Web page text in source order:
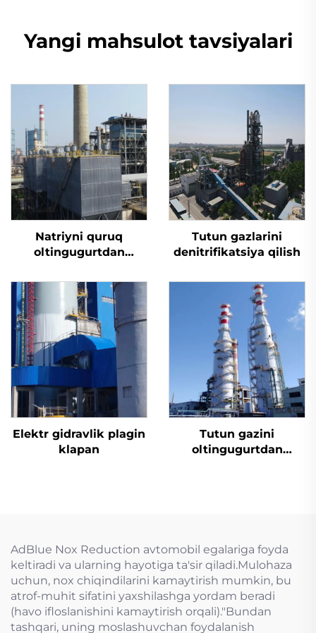
Yangi mahsulot tavsiyalari
Natriyni quruq
oltingugurtdan
Tutun gazlarini
denitrifikatsiya qilish
Elektr gidravlik plagin
klapan
Tutun gazini
oltingugurtdan
AdBlue Nox Reduction avtomobil egalariga foyda
keltiradi va ularning hayotiga ta'sir qiladi.Mulohaza
uchun, nox chiqindilarini kamaytirish mumkin, bu
atrof-muhit sifatini yaxshilashga yordam beradi
(havo ifloslanishini kamaytirish orqali)."Bundan
tashqari, uning moslashuvchan foydalanish